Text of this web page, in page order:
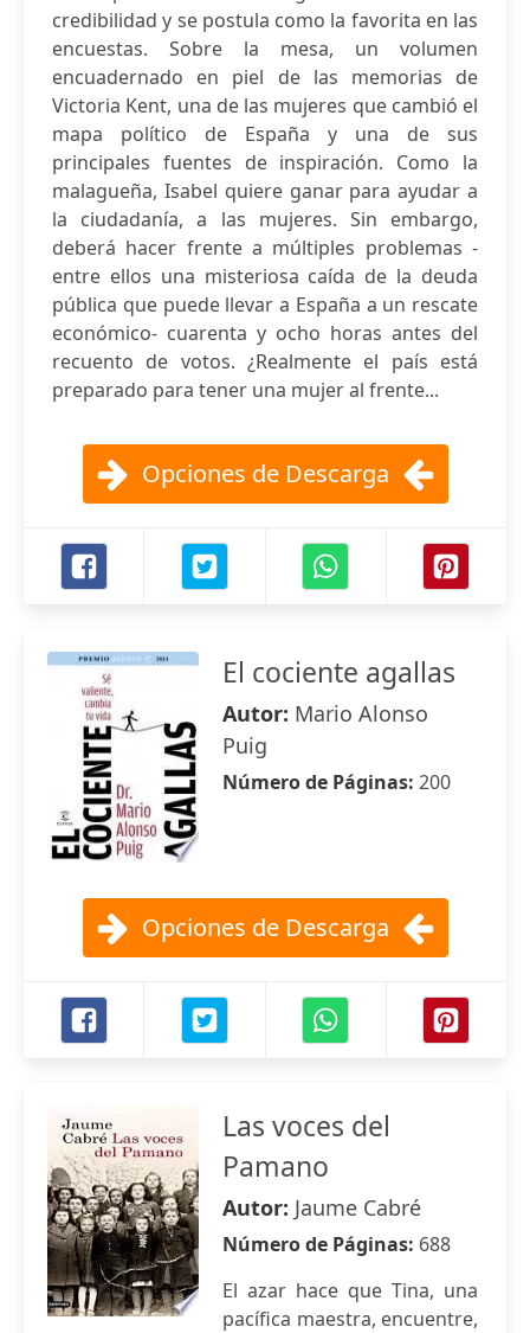
credibilidad y se postula como la favorita en las
encuestas. Sobre la mesa, un volumen
encuadernado en piel de las memorias de
Victoria Kent, una de las mujeres que cambió el
mapa político de España y una de sus
principales fuentes de inspiración. Como la
malagueña, Isabel quiere ganar para ayudar a
la ciudadanía, a las mujeres. Sin embargo,
deberá hacer frente a múltiples problemas -
entre ellos una misteriosa caída de la deuda
pública que puede llevar a España a un rescate
económico- cuarenta y ocho horas antes del
recuento de votos. ¿Realmente el país está
preparado para tener una mujer al frente...
Opciones de Descarga
El cociente agallas
Autor: Mario Alonso
Puig
Número de Páginas: 200
Opciones de Descarga
Las voces del
Pamano
Autor: Jaume Cabré
Número de Páginas: 688
El azar hace que Tina, una
pacífica maestra, encuentre,